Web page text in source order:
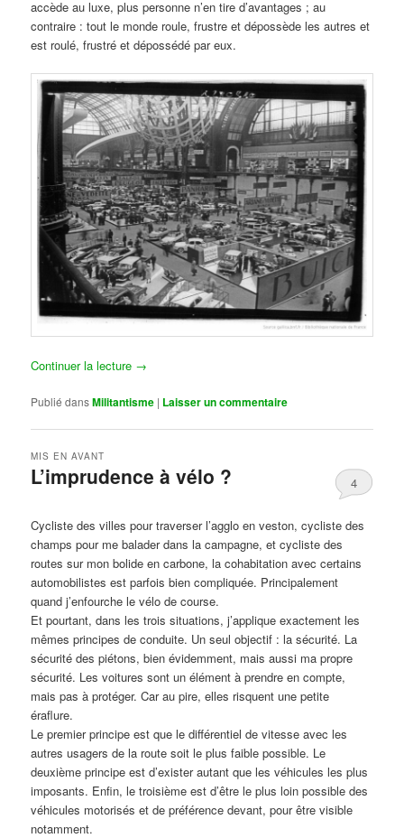
accède au luxe, plus personne n’en tire d’avantages ; au
contraire : tout le monde roule, frustre et dépossède les autres et
est roulé, frustré et dépossédé par eux.
Continuer la lecture →
Publié dansMilitantisme | Laisser un commentaire
L’imprudence à vélo ?
MIS EN AVANT
4
Cycliste des villes pour traverser l’agglo en veston, cycliste des
champs pour me balader dans la campagne, et cycliste des
routes sur mon bolide en carbone, la cohabitation avec certains
automobilistes est parfois bien compliquée. Principalement
quand j’enfourche le vélo de course.
Et pourtant, dans les trois situations, j’applique exactement les
mêmes principes de conduite. Un seul objectif : la sécurité. La
sécurité des piétons, bien évidemment, mais aussi ma propre
sécurité. Les voitures sont un élément à prendre en compte,
mais pas à protéger. Car au pire, elles risquent une petite
éraflure.
Le premier principe est que le différentiel de vitesse avec les
autres usagers de la route soit le plus faible possible. Le
deuxième principe est d’exister autant que les véhicules les plus
imposants. Enfin, le troisième est d’être le plus loin possible des
véhicules motorisés et de préférence devant, pour être visible
notamment.